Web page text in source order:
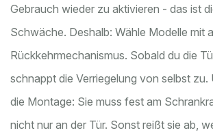
Gebrauch wieder zu aktivieren - das ist
Schwäche. Deshalb: Wähle Modelle mit
Rückkehrmechanismus. Sobald du die
schnappt die Verriegelung von selbst
die Montage: Sie muss fest am
nicht nur an der Tür. Sonst reißt sie ab,